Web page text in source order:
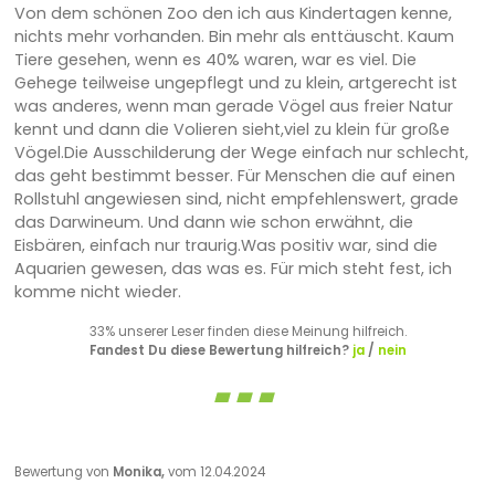
Von dem schönen Zoo den ich aus Kindertagen kenne,
nichts mehr vorhanden. Bin mehr als enttäuscht. Kaum
Tiere gesehen, wenn es 40% waren, war es viel. Die
Gehege teilweise ungepflegt und zu klein, artgerecht ist
was anderes, wenn man gerade Vögel aus freier Natur
kennt und dann die Volieren sieht,viel zu klein für große
Vögel.Die Ausschilderung der Wege einfach nur schlecht,
das geht bestimmt besser. Für Menschen die auf einen
Rollstuhl angewiesen sind, nicht empfehlenswert, grade
das Darwineum. Und dann wie schon erwähnt, die
Eisbären, einfach nur traurig.Was positiv war, sind die
Aquarien gewesen, das was es. Für mich steht fest, ich
komme nicht wieder.
33% unserer Leser finden diese Meinung hilfreich.
Fandest Du diese Bewertung hilfreich? ja/ nein
Bewertung von Monika,vom 12.04.2024